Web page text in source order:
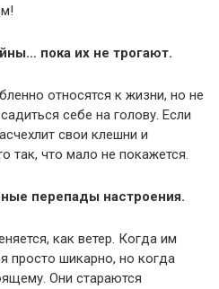
пока их не трогают.
относятся к жизни, но не
себе на голову. Если
свои клешни и
так, что мало не покажется.
перепады настроения.
как ветер. Когда им
просто шикарно, но когда
Они стараются